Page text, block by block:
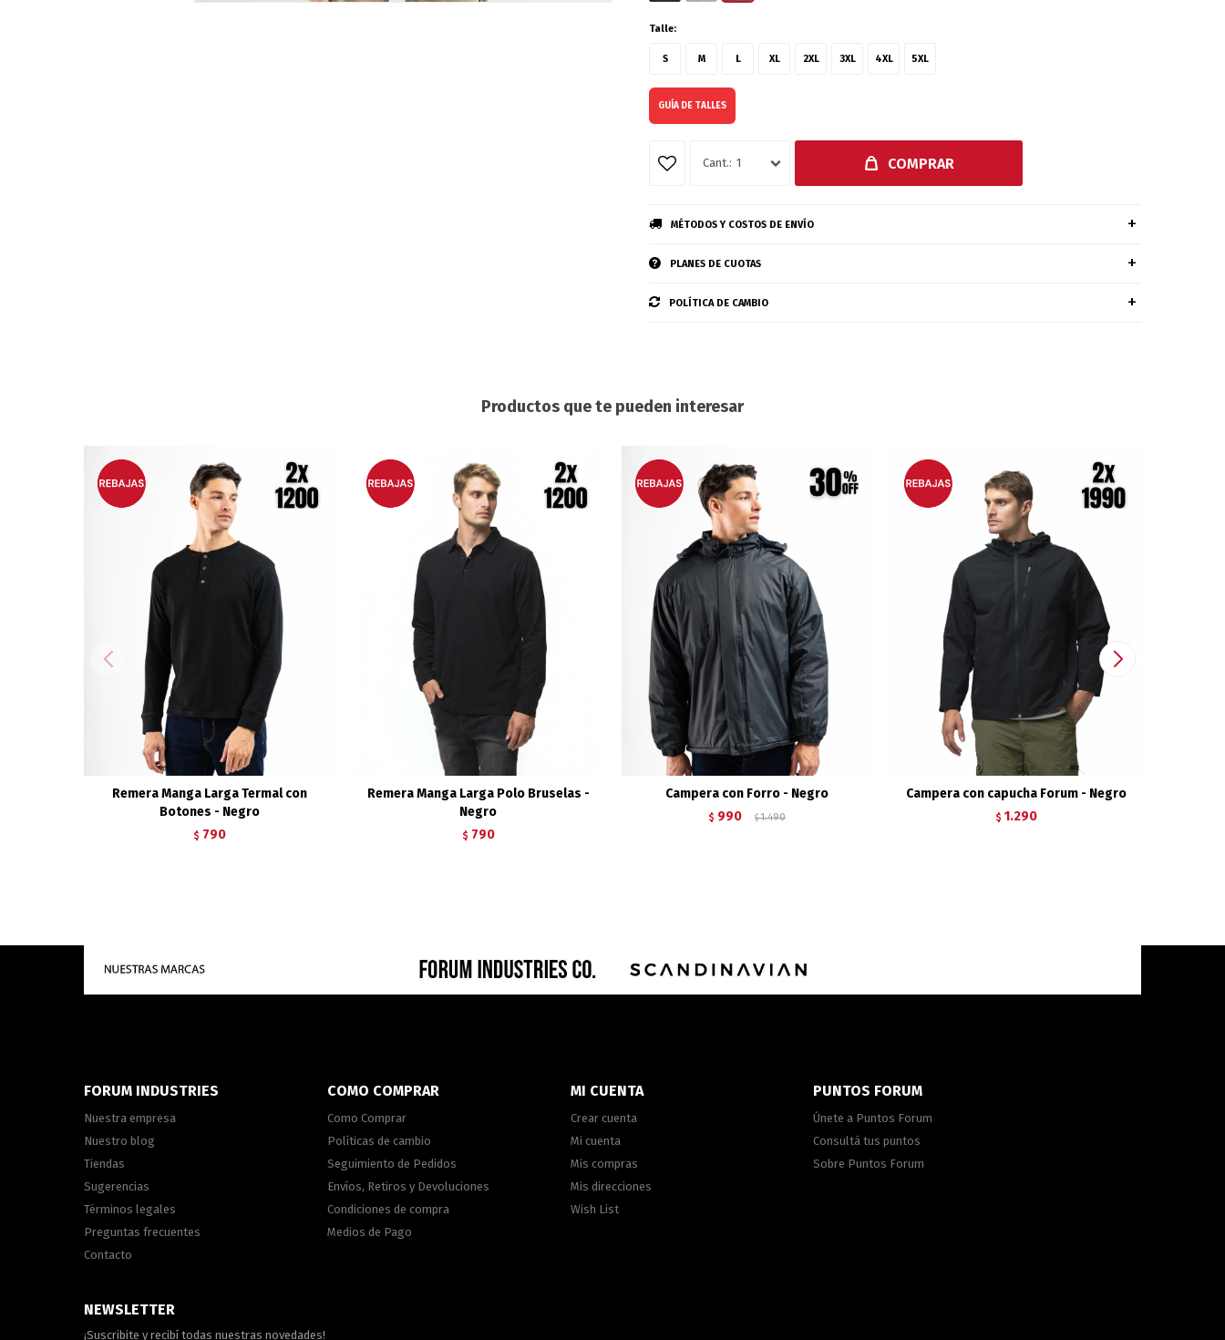
Talle:
S M L XL 2XL 3XL 4XL 5XL
GUÍA DE TALLES
1 COMPRAR
MÉTODOS Y COSTOS DE ENVÍO
PLANES DE CUOTAS
POLÍTICA DE CAMBIO
Productos que te pueden interesar
Remera Manga Larga Termal con
Botones - Negro
$ 790
Remera Manga Larga Polo Bruselas -
Negro
$ 790
Campera con Forro - Negro
$ 990 $ 1.490
Campera con capucha Forum - Negro
$ 1.290
FORUM INDUSTRIES
Nuestra empresa
Nuestro blog
Tiendas
Sugerencias
Términos legales
Preguntas frecuentes
Contacto
COMO COMPRAR
Como Comprar
Políticas de cambio
Seguimiento de Pedidos
Envíos, Retiros y Devoluciones
Condiciones de compra
Medios de Pago
MI CUENTA
Crear cuenta
Mi cuenta
Mis compras
Mis direcciones
Wish List
PUNTOS FORUM
Únete a Puntos Forum
Consultá tus puntos
Sobre Puntos Forum
NEWSLETTER
¡Suscribite y recibí todas nuestras novedades!